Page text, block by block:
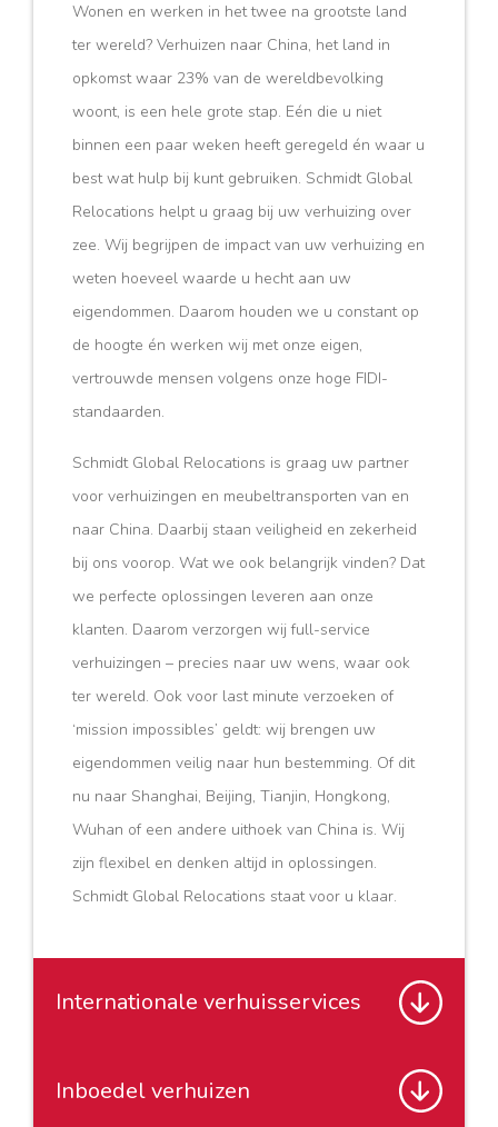
Wonen en werken in het twee na grootste land
ter wereld? Verhuizen naar China, het land in
opkomst waar 23% van de wereldbevolking
woont, is een hele grote stap. Eén die u niet
binnen een paar weken heeft geregeld én waar u
best wat hulp bij kunt gebruiken. Schmidt Global
Relocations helpt u graag bij uw verhuizing over
zee. Wij begrijpen de impact van uw verhuizing en
weten hoeveel waarde u hecht aan uw
eigendommen. Daarom houden we u constant op
de hoogte én werken wij met onze eigen,
vertrouwde mensen volgens onze hoge FIDI-
standaarden.
Schmidt Global Relocations is graag uw partner
voor verhuizingen en meubeltransporten van en
naar China. Daarbij staan veiligheid en zekerheid
bij ons voorop. Wat we ook belangrijk vinden? Dat
we perfecte oplossingen leveren aan onze
klanten. Daarom verzorgen wij full-service
verhuizingen – precies naar uw wens, waar ook
ter wereld. Ook voor last minute verzoeken of
‘mission impossibles’ geldt: wij brengen uw
eigendommen veilig naar hun bestemming. Of dit
nu naar Shanghai, Beijing, Tianjin, Hongkong,
Wuhan of een andere uithoek van China is. Wij
zijn flexibel en denken altijd in oplossingen.
Schmidt Global Relocations staat voor u klaar.
Internationale verhuisservices
Internationale verhuisservices
Inboedel verhuizen